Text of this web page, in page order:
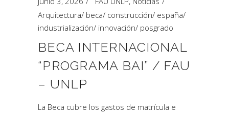
Arquitectura/ beca/ construcción/ españa/
industrialización/ innovación/ posgrado
BECA INTERNACIONAL
“PROGRAMA BAI” / FAU
– UNLP
La Beca cubre los gastos de matrícula e